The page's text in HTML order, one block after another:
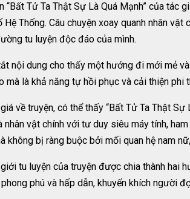
“Bất Tử Ta Thật Sự Là Quá Mạnh” của
Hệ Thống. Câu chuyện xoay quanh nhân
tu luyện độc đáo của mình.
nội dung cho thấy một hướng đi mới mẻ
mà là khả năng tự hồi phục và cải thiện
về truyện, có thể thấy “Bất Tử Ta Thật
nhân vật chính với tư duy siêu máy tính,
không bị ràng buộc bởi mối quan hệ nam
tu luyện của truyện được chia thành hai
phong phú và hấp dẫn, khuyến khích người